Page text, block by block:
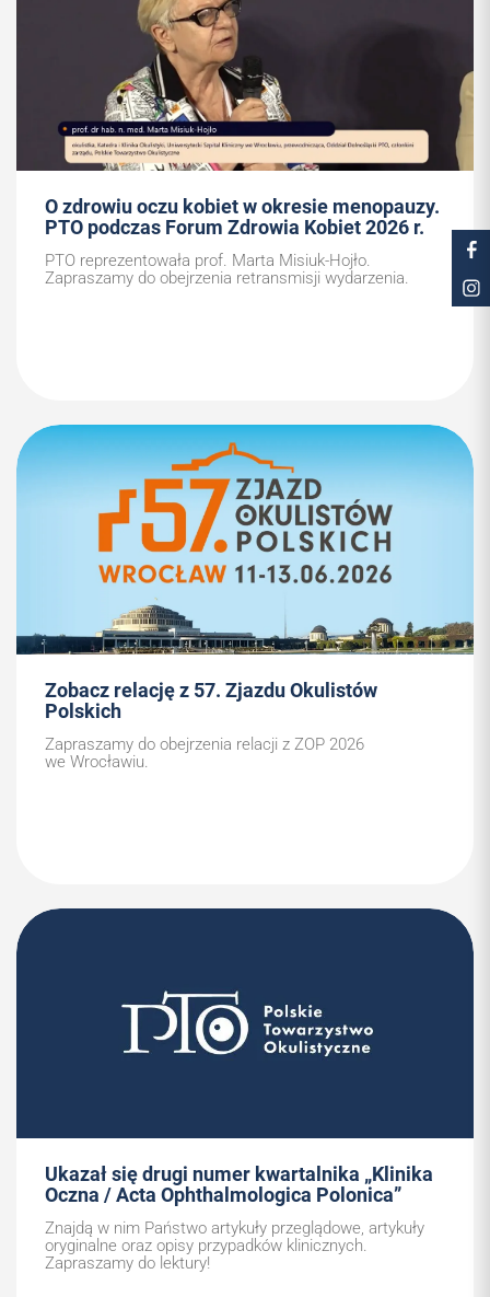
O zdrowiu oczu kobiet w okresie menopauzy.
PTO podczas Forum Zdrowia Kobiet 2026 r.
PTO reprezentowała prof. Marta Misiuk-Hojło.
Zapraszamy do obejrzenia retransmisji wydarzenia.
Zobacz relację z 57. Zjazdu Okulistów
Polskich
Zapraszamy do obejrzenia relacji z ZOP 2026
we Wrocławiu.
Ukazał się drugi numer kwartalnika „Klinika
Oczna / Acta Ophthalmologica Polonica”
Znajdą w nim Państwo artykuły przeglądowe, artykuły
oryginalne oraz opisy przypadków klinicznych.
Zapraszamy do lektury!